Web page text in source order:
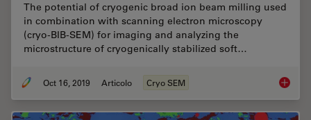
The potential of cryogenic broad ion beam milling used
in combination with scanning electron microscopy
(cryo-BIB-SEM) for imaging and analyzing the
microstructure of cryogenically stabilized soft…
Oct 16, 2019 Articolo Cryo SEM